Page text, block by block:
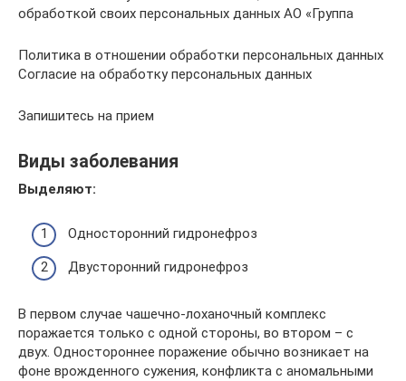
обработкой своих персональных данных АО «Группа
Политика в отношении обработки персональных данных
Согласие на обработку персональных данных
Запишитесь на прием
Виды заболевания
Выделяют:
Односторонний гидронефроз
Двусторонний гидронефроз
В первом случае чашечно-лоханочный комплекс
поражается только с одной стороны, во втором – с
двух. Одностороннее поражение обычно возникает на
фоне врожденного сужения, конфликта с аномальными